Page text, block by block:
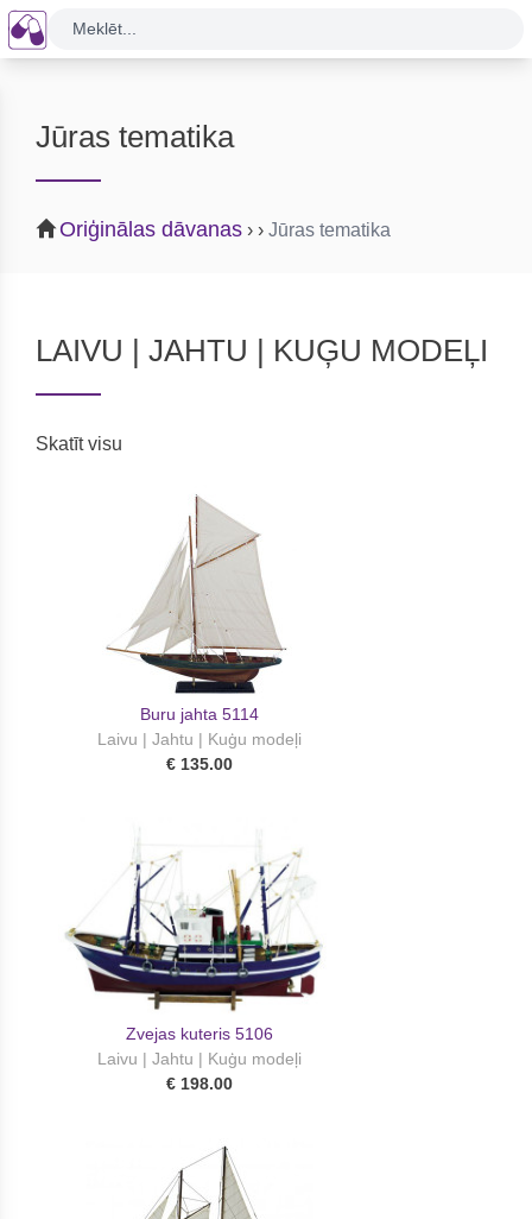
Meklēt...
Jūras tematika
Oriģinālas dāvanas › › Jūras tematika
LAIVU | JAHTU | KUĢU MODEĻI
Skatīt visu
Buru jahta 5114
Laivu | Jahtu | Kuģu modeļi
€ 135.00
Zvejas kuteris 5106
Laivu | Jahtu | Kuģu modeļi
€ 198.00